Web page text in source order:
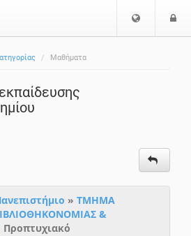
ώ
σ
σ
Μαθήματα
» ΤΜΗΜΑ
&
Προπτυχιακό